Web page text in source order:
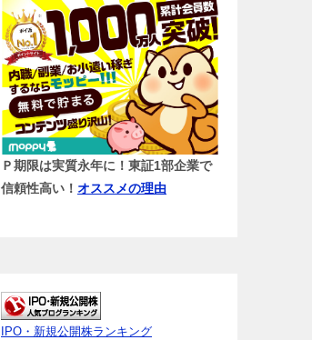
Ｐ期限は実質永年に！東証1部企業で
信頼性高い！ オススメの理由
IPO・新規公開株ランキング